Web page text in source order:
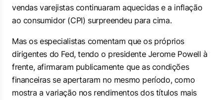
vendas varejistas continuaram aquecidas e a inflação
ao consumidor (CPI) surpreendeu para cima.
Mas os especialistas comentam que os próprios
dirigentes do Fed, tendo o presidente Jerome Powell à
frente, afirmaram publicamente que as condições
financeiras se apertaram no mesmo período, como
mostra a variação nos rendimentos dos títulos mais